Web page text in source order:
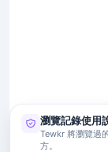
瀏覽記錄使用
Tewkr 將瀏覽過
方。